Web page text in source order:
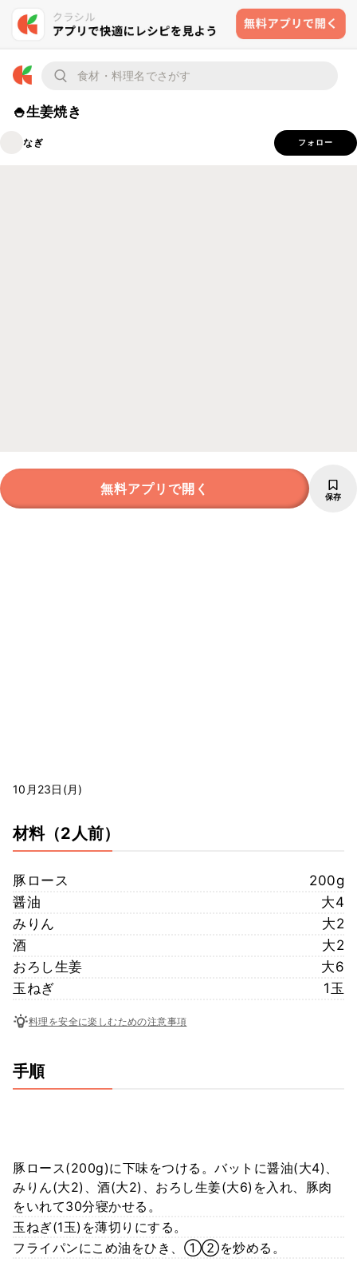
🍚生姜焼き
なぎ フォロー
無料アプリで開く 保存
10月23日(月)
材料（2人前）
豚ロース
200g
醤油
大4
みりん
大2
酒
大2
おろし生姜
大6
玉ねぎ
1玉
料理を安全に楽しむための注意事項
手順
豚ロース(200g)に下味をつける。バットに醤油(大4)、
みりん(大2)、酒(大2)、おろし生姜(大6)を入れ、豚肉
をいれて30分寝かせる。
玉ねぎ(1玉)を薄切りにする。
フライパンにこめ油をひき、①②を炒める。